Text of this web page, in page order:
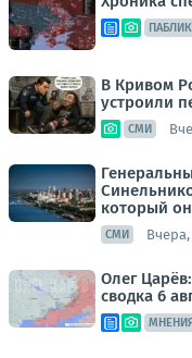
В Кривом
устроили
СМИ
который
СМИ Вчера,
Олег
сводка 6